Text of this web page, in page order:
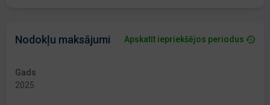
Nodokļu maksājumi Apskatīt iepriekšējos periodus
Gads
2025